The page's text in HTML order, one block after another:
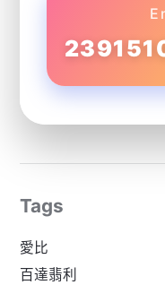
Tags
愛比
百達翡利